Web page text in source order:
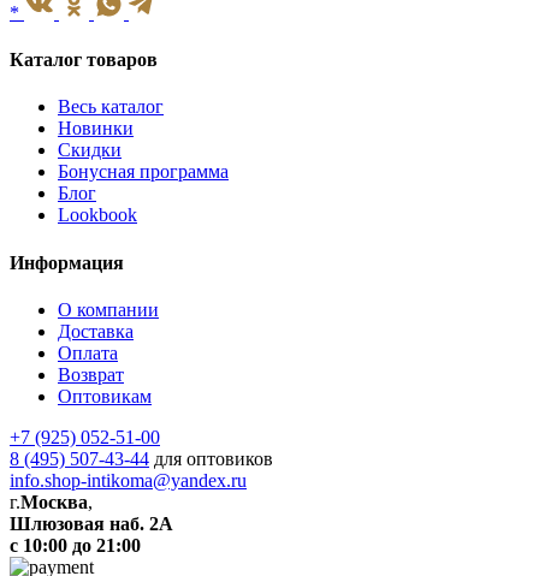
*
Каталог товаров
Весь каталог
Новинки
Скидки
Бонусная программа
Блог
Lookbook
Информация
О компании
Доставка
Оплата
Возврат
Оптовикам
+7 (925) 052-51-00
8 (495) 507-43-44 для оптовиков
info.shop-intikoma@yandex.ru
г.Москва,
Шлюзовая наб. 2А
с 10:00 до 21:00